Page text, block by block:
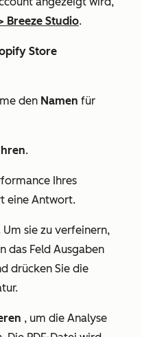
Breeze Studio.
Store
den Namen für
.
Ihres
eine Antwort.
sie zu verfeinern,
das Feld Ausgaben
drücken Sie die
, um die Analyse